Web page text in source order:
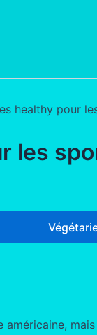
healthy pour
les
américaine,